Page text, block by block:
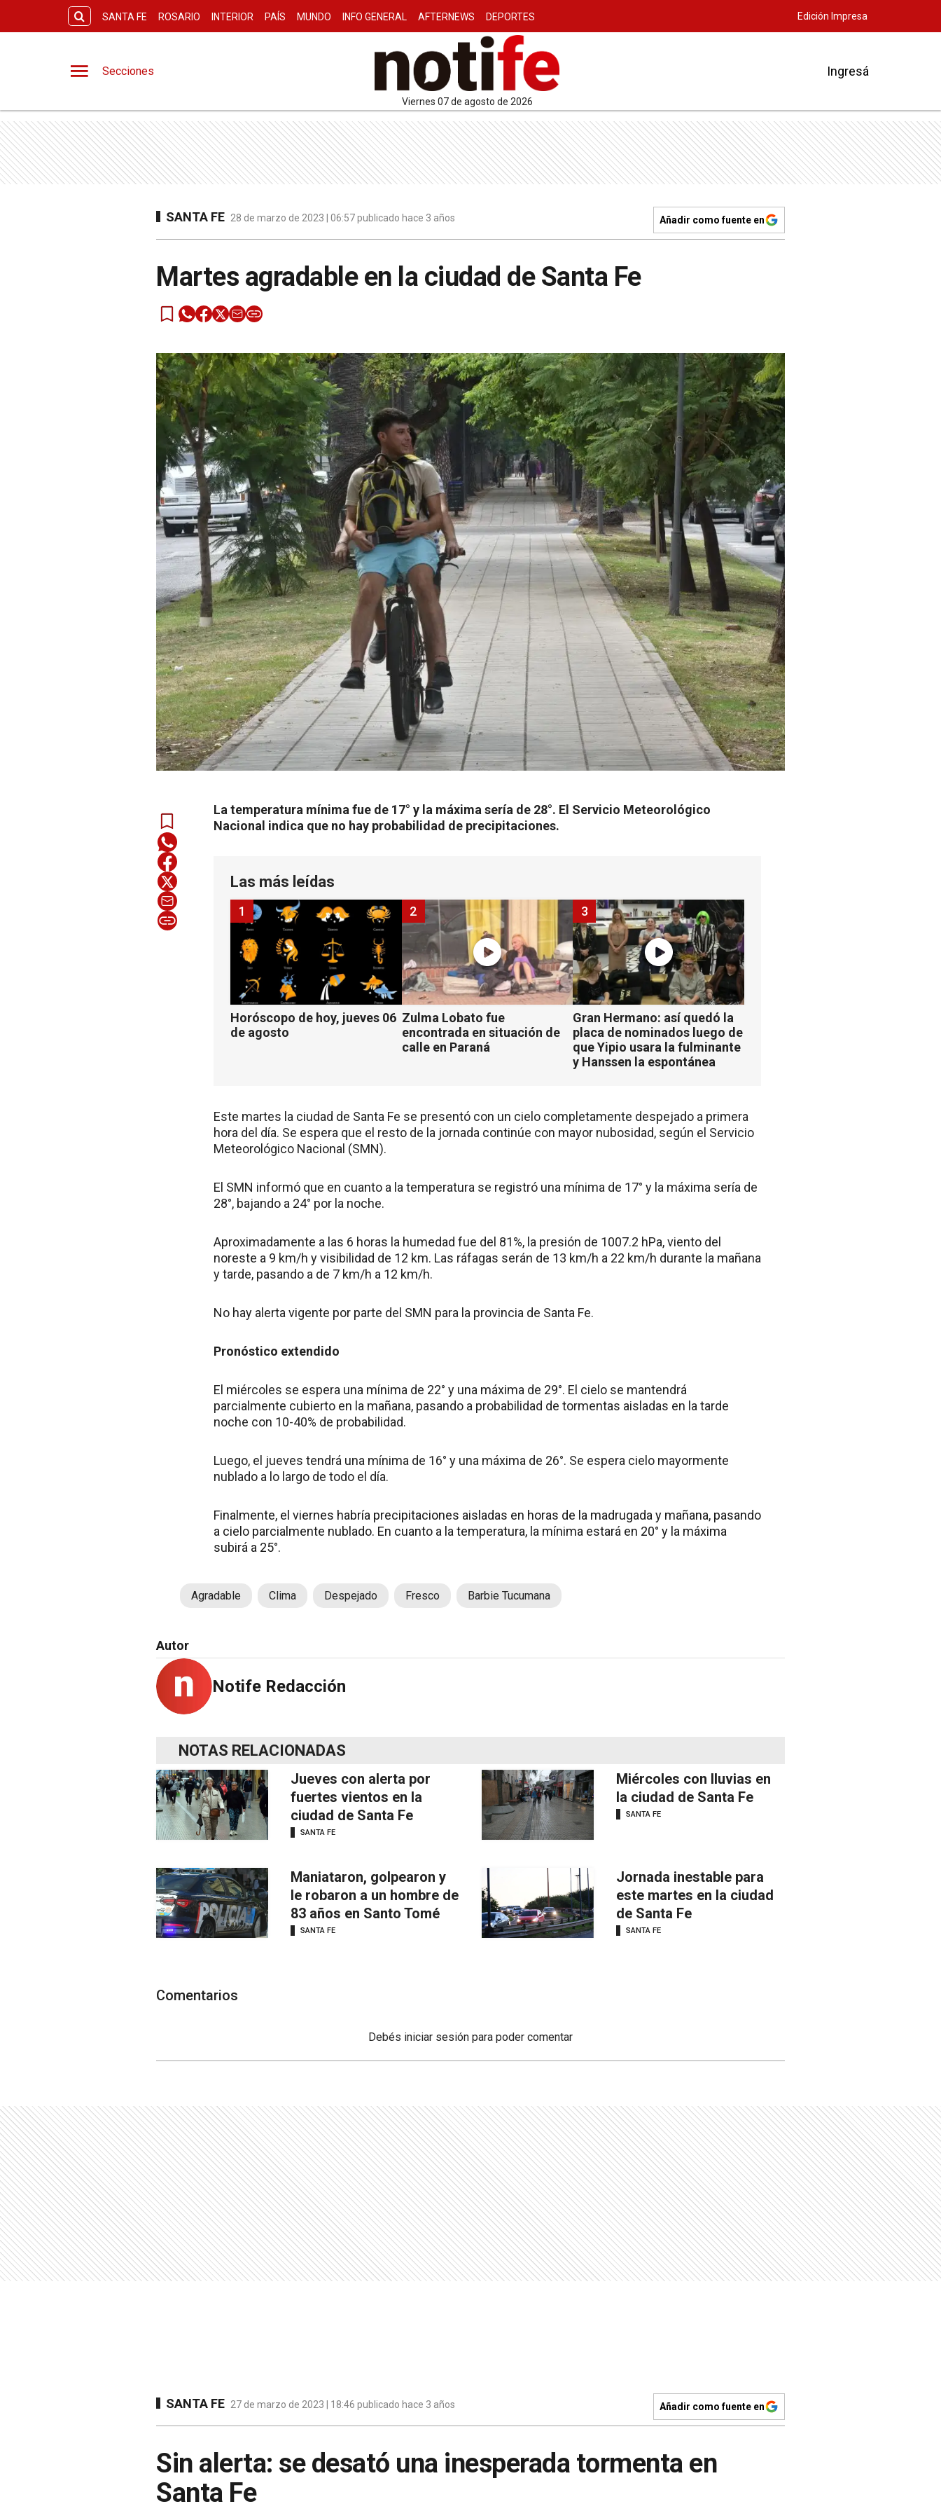
SANTA FE ROSARIO INTERIOR PAÍS MUNDO INFO GENERAL AFTERNEWS DEPORTES Edición Impresa
Secciones
viernes 07 de agosto de 2026
Ingresá
SANTA FE 28 de marzo de 2023 | 06:57 publicado hace 3 años Añadir como fuente en
Martes agradable en la ciudad de Santa Fe
La temperatura mínima fue de 17° y la máxima sería de 28°. El Servicio Meteorológico
Nacional indica que no hay probabilidad de precipitaciones.
Las más leídas
Horóscopo de hoy, jueves 06
de agosto
1
Zulma Lobato fue
encontrada en situación de
calle en Paraná
2
Gran Hermano: así quedó la
placa de nominados luego de
que Yipio usara la fulminante
y Hanssen la espontánea
3
Este martes la ciudad de Santa Fe se presentó con un cielo completamente despejado a primera
hora del día. Se espera que el resto de la jornada continúe con mayor nubosidad, según el Servicio
Meteorológico Nacional (SMN).
El SMN informó que en cuanto a la temperatura se registró una mínima de 17° y la máxima sería de
28°, bajando a 24° por la noche.
Aproximadamente a las 6 horas la humedad fue del 81%, la presión de 1007.2 hPa, viento del
noreste a 9 km/h y visibilidad de 12 km. Las ráfagas serán de 13 km/h a 22 km/h durante la mañana
y tarde, pasando a de 7 km/h a 12 km/h.
No hay alerta vigente por parte del SMN para la provincia de Santa Fe.
Pronóstico extendido
El miércoles se espera una mínima de 22° y una máxima de 29°. El cielo se mantendrá
parcialmente cubierto en la mañana, pasando a probabilidad de tormentas aisladas en la tarde
noche con 10-40% de probabilidad.
Luego, el jueves tendrá una mínima de 16° y una máxima de 26°. Se espera cielo mayormente
nublado a lo largo de todo el día.
Finalmente, el viernes habría precipitaciones aisladas en horas de la madrugada y mañana, pasando
a cielo parcialmente nublado. En cuanto a la temperatura, la mínima estará en 20° y la máxima
subirá a 25°.
Agradable Clima Despejado Fresco Barbie Tucumana
Autor
Notife Redacción
NOTAS RELACIONADAS
Jueves con alerta por
fuertes vientos en la
ciudad de Santa Fe
SANTA FE
Miércoles con lluvias en
la ciudad de Santa Fe
SANTA FE
Maniataron, golpearon y
le robaron a un hombre de
83 años en Santo Tomé
SANTA FE
Jornada inestable para
este martes en la ciudad
de Santa Fe
SANTA FE
Comentarios
Debés iniciar sesión para poder comentar
SANTA FE 27 de marzo de 2023 | 18:46 publicado hace 3 años Añadir como fuente en
Sin alerta: se desató una inesperada tormenta en
Santa Fe